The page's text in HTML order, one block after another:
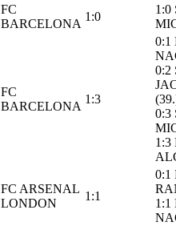
FC
BARCELONA
1:0
1:0
FC
BARCELONA
1:3
0:1
0:2
0:3
1:3
FC ARSENAL
LONDON
1:1
0:1
1:1